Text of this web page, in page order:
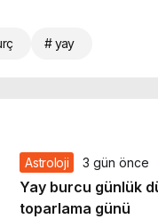
# yay
Astroloji 3 gün önce
Yay burcu günlük
toparlama günü